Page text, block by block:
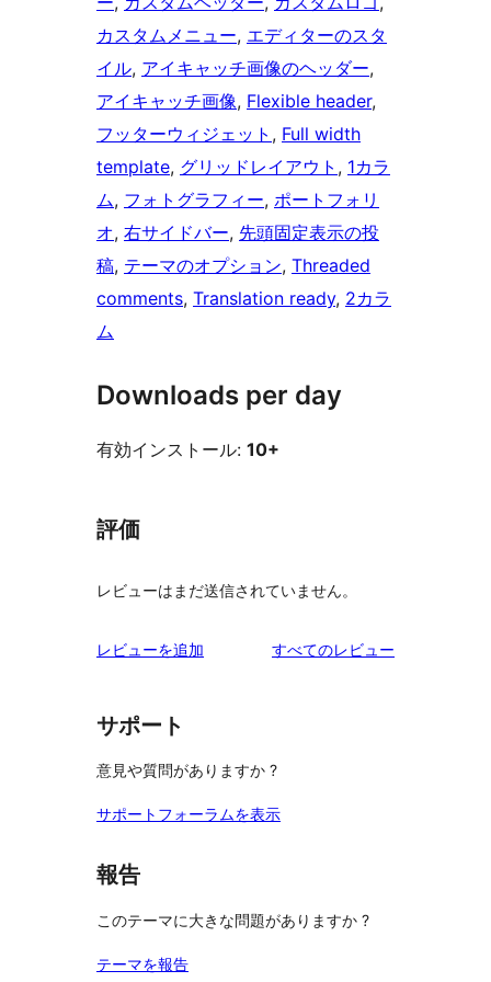
カスタムメニュー, エディターのスタ
イル, アイキャッチ画像のヘッダー
アイキャッチ画像, Flexible header
フッターウィジェット , Full width
template, グリッドレイアウト , 1カラ
ム, フォトグラフィー, ポートフォリ
オ, 右サイドバー, 先頭固定表示の投
稿, テーマのオプション, Threaded
comments, Translation ready, 2カラ
ム
Downloads per day
有効インストール: 10+
評価
レビューはまだ送信されていません。
レビューを追加 すべてのレビュー
サポート
意見や質問がありますか ?
サポートフォーラムを表示
報告
このテーマに大きな問題がありますか ?
テーマを報告